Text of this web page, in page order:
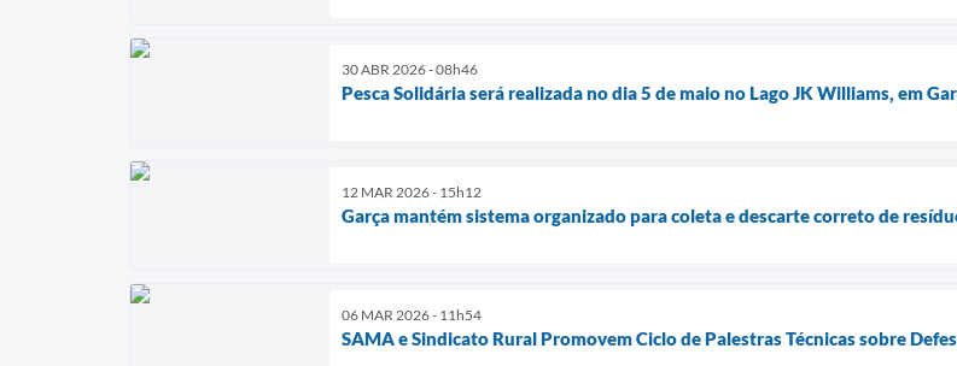
30 ABR 2026 - 08h46
Pesca Solidária será realizada no dia 5 de maio no Lago JK Williams, em
12 MAR 2026 - 15h12
Garça mantém sistema organizado para coleta e descarte correto de
06 MAR 2026 - 11h54
SAMA e Sindicato Rural Promovem Ciclo de Palestras Técnicas sobre